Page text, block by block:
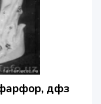
фарфор, дфз